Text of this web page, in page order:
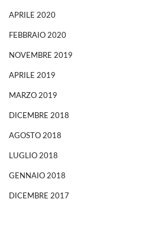
APRILE 2020
FEBBRAIO 2020
NOVEMBRE 2019
APRILE 2019
MARZO 2019
DICEMBRE 2018
AGOSTO 2018
LUGLIO 2018
GENNAIO 2018
DICEMBRE 2017